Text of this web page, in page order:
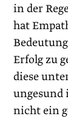
in der
hat
Erfolg zu
diese
ungesund
nicht ein